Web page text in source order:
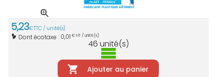
5,23€TTC / unité(s)
Dont écotaxe : 0,01 € HT / unité(s)
46 unité(s)
Ajouter au panier